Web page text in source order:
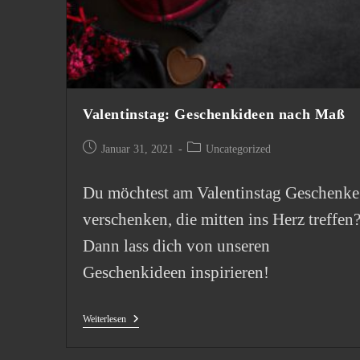
Valentinstag: Geschenkideen nach Maß
BeitragJanuar 31, 2021
Beitrags-
Uncategorized
Du möchtest am Valentinstag Geschenke
verschenken, die mitten ins Herz treffen?
Dann lass dich von unseren
Geschenkideen inspirieren!
WeiterlesenValentinstag:
Geschenkideen